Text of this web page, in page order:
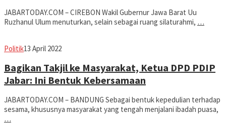
JABARTODAY.COM – CIREBON Wakil Gubernur Jawa Barat Uu
Ruzhanul Ulum menuturkan, selain sebagai ruang silaturahmi, …
PolitikAvila
13 April 2022
Bagikan Takjil ke Masyarakat, Ketua DPD PDIP
Jabar: Ini Bentuk Kebersamaan
JABARTODAY.COM – BANDUNG Sebagai bentuk kepedulian terhadap
sesama, khususnya masyarakat yang tengah menjalani ibadah puasa,
…